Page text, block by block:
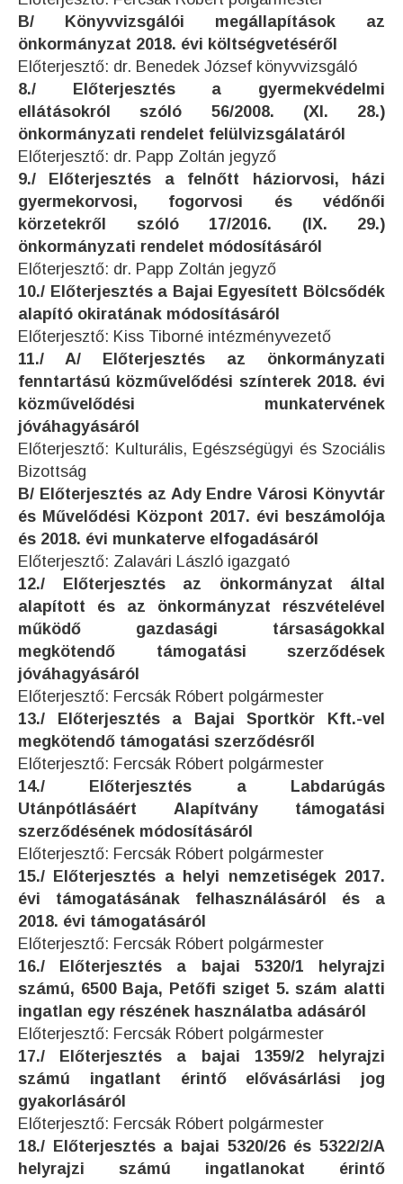
B/ Könyvvizsgálói megállapítások az
önkormányzat 2018. évi költségvetéséről
Előterjesztő: dr. Benedek József könyvvizsgáló
8./ Előterjesztés a gyermekvédelmi
ellátásokról szóló 56/2008. (XI. 28.)
önkormányzati rendelet felülvizsgálatáról
Előterjesztő: dr. Papp Zoltán jegyző
9./ Előterjesztés a felnőtt háziorvosi, házi
gyermekorvosi, fogorvosi és védőnői
körzetekről szóló 17/2016. (IX. 29.)
önkormányzati rendelet módosításáról
Előterjesztő: dr. Papp Zoltán jegyző
10./ Előterjesztés a Bajai Egyesített Bölcsődék
alapító okiratának módosításáról
Előterjesztő: Kiss Tiborné intézményvezető
11./ A/ Előterjesztés az önkormányzati
fenntartású közművelődési színterek 2018. évi
közművelődési munkatervének
jóváhagyásáról
Előterjesztő: Kulturális, Egészségügyi és Szociális
Bizottság
B/ Előterjesztés az Ady Endre Városi Könyvtár
és Művelődési Központ 2017. évi beszámolója
és 2018. évi munkaterve elfogadásáról
Előterjesztő: Zalavári László igazgató
12./ Előterjesztés az önkormányzat által
alapított és az önkormányzat részvételével
működő gazdasági társaságokkal
megkötendő támogatási szerződések
jóváhagyásáról
Előterjesztő: Fercsák Róbert polgármester
13./ Előterjesztés a Bajai Sportkör Kft.-vel
megkötendő támogatási szerződésről
Előterjesztő: Fercsák Róbert polgármester
14./ Előterjesztés a Labdarúgás
Utánpótlásáért Alapítvány támogatási
szerződésének módosításáról
Előterjesztő: Fercsák Róbert polgármester
15./ Előterjesztés a helyi nemzetiségek 2017.
évi támogatásának felhasználásáról és a
2018. évi támogatásáról
Előterjesztő: Fercsák Róbert polgármester
16./ Előterjesztés a bajai 5320/1 helyrajzi
számú, 6500 Baja, Petőfi sziget 5. szám alatti
ingatlan egy részének használatba adásáról
Előterjesztő: Fercsák Róbert polgármester
17./ Előterjesztés a bajai 1359/2 helyrajzi
számú ingatlant érintő elővásárlási jog
gyakorlásáról
Előterjesztő: Fercsák Róbert polgármester
18./ Előterjesztés a bajai 5320/26 és 5322/2/A
helyrajzi számú ingatlanokat érintő